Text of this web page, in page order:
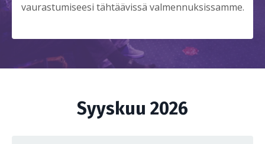
vaurastumiseesi tähtäävissä valmennuksissamme.
Syyskuu 2026